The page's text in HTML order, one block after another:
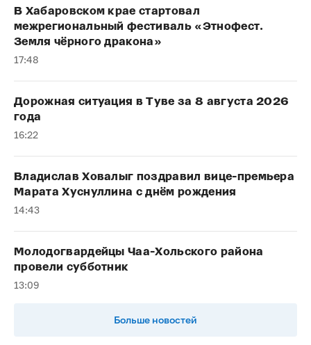
В Хабаровском крае стартовал
межрегиональный фестиваль «Этнофест.
Земля чёрного дракона»
17:48
Дорожная ситуация в Туве за 8 августа 2026
года
16:22
Владислав Ховалыг поздравил вице-премьера
Марата Хуснуллина с днём рождения
14:43
Молодогвардейцы Чаа-Хольского района
провели субботник
13:09
Больше новостей